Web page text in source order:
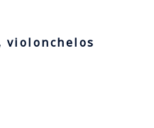
violonchelos